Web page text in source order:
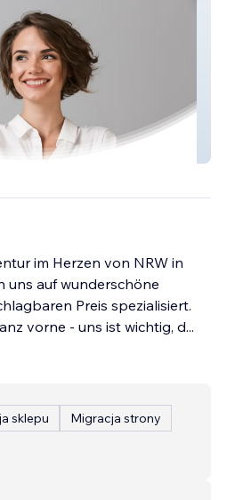
im Herzen von NRW in
uns auf wunderschöne
Preis spezialisiert.
vorne - uns ist wichtig, d...
sklepu
Migracja strony